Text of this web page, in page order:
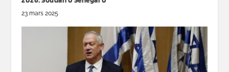
23 mars 2025